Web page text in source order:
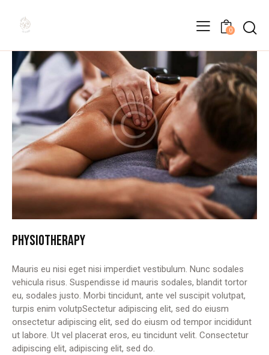
0
PHYSIOTHERAPY
Mauris eu nisi eget nisi imperdiet vestibulum. Nunc sodales
vehicula risus. Suspendisse id mauris sodales, blandit tortor
eu, sodales justo. Morbi tincidunt, ante vel suscipit volutpat,
turpis enim volutpSectetur adipiscing elit, sed do eiusm
onsectetur adipiscing elit, sed do eiusm od tempor incididunt
ut labore. Ut vel placerat eros, eu tincidunt velit. Consectetur
adipiscing elit, adipiscing elit, sed do.